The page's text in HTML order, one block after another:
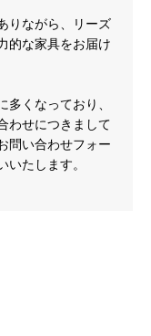
りながら、リーズ
的な家具をお届け
くなっており、
わせにつきまして
問い合わせフォー
いたします。